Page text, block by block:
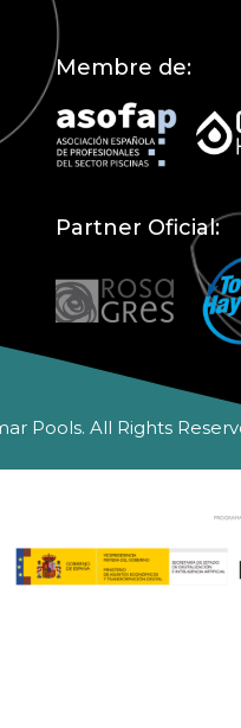
Membre de:
Partner Oficial:
Pools. All Rights